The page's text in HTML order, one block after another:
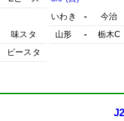
味スタ
ピースタ
いわき
-
今治
山形
- 栃木C